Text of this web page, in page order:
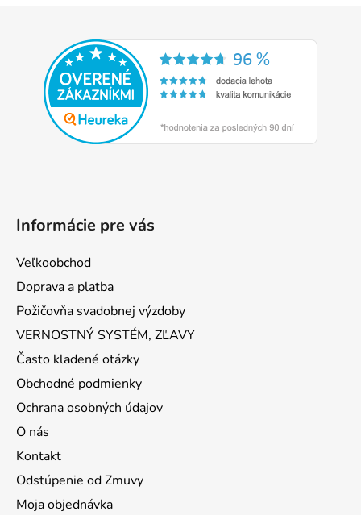
Informácie pre vás
Veľkoobchod
Doprava a platba
Požičovňa svadobnej výzdoby
VERNOSTNÝ SYSTÉM, ZĽAVY
Často kladené otázky
Obchodné podmienky
Ochrana osobných údajov
O nás
Kontakt
Odstúpenie od Zmuvy
Moja objednávka